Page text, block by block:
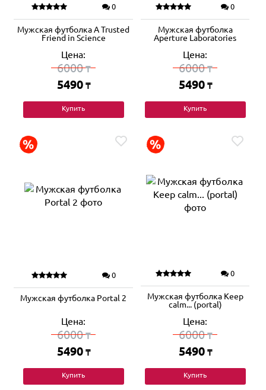
0
Мужская футболка A Trusted
Friend in Science
Цена:
6000₸
5490 ₸
Купить
0
Мужская футболка
Aperture Laboratories
Цена:
6000₸
5490 ₸
Купить
0
Мужская футболка Portal 2
Цена:
6000₸
5490 ₸
Купить
0
Мужская футболка Keep
calm... (portal)
Цена:
6000₸
5490 ₸
Купить